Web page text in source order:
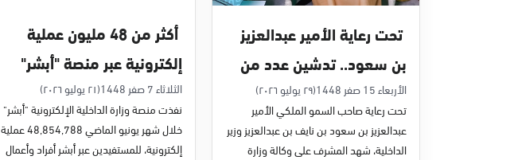
تحت رعاية الأمير عبدالعزيز
بن سعود.. تدشين عدد من
مشاريع التحول الرقمي
والخدمات الإلكترونية
للأحوال المدنية
الأربعاء 15 صفر 1448
(٢٩ يوليو ٢٠٢٦)
تحت رعاية صاحب السمو الملكي الأمير
عبدالعزيز بن سعود بن نايف بن عبدالعزيز وزير
الداخلية، شهد المشرف على وكالة وزارة
أكثر من 48 مليون عملية
إلكترونية عبر منصة "أبشر"
في يونيو 2026م
الثلاثاء 7 صفر 1448
(٢١ يوليو ٢٠٢٦)
نفذت منصة وزارة الداخلية الإلكترونية "أبشر"
خلال شهر يونيو الماضي 48,854,788 عملية
إلكترونية، للمستفيدين عبر أبشر أفراد وأعمال